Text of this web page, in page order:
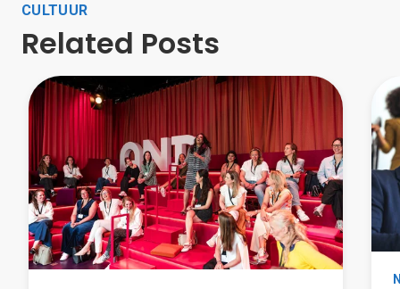
CULTUUR
Related Posts